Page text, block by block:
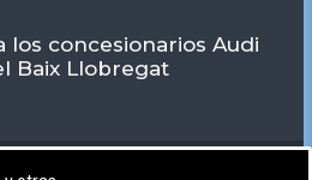
los concesionarios Audi
Baix Llobregat